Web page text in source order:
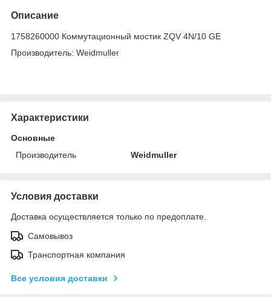
Описание
1758260000 Коммутационный мостик ZQV 4N/10 GE
Производитель: Weidmuller
Характеристики
Основные
Производитель
Weidmuller
Условия доставки
Доставка осуществляется только по предоплате.
Самовывоз
Транспортная компания
Все условия доставки